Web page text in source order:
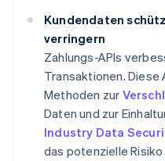
Kundendaten
verringern
Zahlungs-APIs
Transaktionen. Diese
Methoden zur
Daten und zur
Industry Data
das potenzielle Risiko